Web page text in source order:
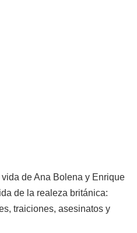
de Ana Bolena y Enrique
de la realeza británica:
traiciones, asesinatos y